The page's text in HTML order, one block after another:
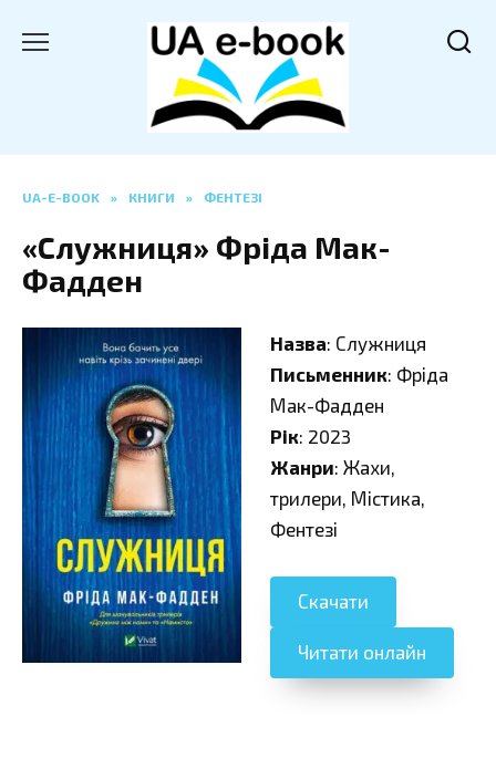
UA-E-BOOK » КНИГИ » ФЕНТЕЗІ
«Служниця» Фріда Мак-
Фадден
Назва: Служниця
Письменник: Фріда
Мак-Фадден
Рік: 2023
Жанри: Жахи,
трилери, Містика,
Фентезі
Скачати
Читати онлайн